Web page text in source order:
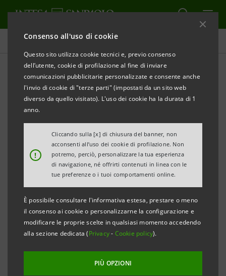
Consenso all'uso di cookie
Questo sito utilizza cookie tecnici e, previo consenso
dell’utente, cookie di profilazione al fine di inviare
comunicazioni pubblicitarie personalizzate e consente anche
l'invio di cookie di "terze parti" (impostati da un sito web
diverso da quello visitato). L'uso dei cookie ha la durata di 1
anno.
!
Cliccando sulla [x] di chiusura del banner, non
acconsenti all’uso dei cookie di profilazione. Non
potremo, perciò, personalizzare la tua esperienza
di navigazione, né offrirti contenuti in linea con le
tue preferenze o i tuoi comportamenti online.
È possibile consultare l'informativa estesa, prestare o meno
il consenso ai cookie o personalizzarne la configurazione e
modificare le proprie scelte in qualsiasi momento accedendo
alla sezione dedicata (Privacy- Cookie policy).
PIÙ OPZIONI
Comunicati stampa
STAMPA AGGIORNA
COMUNICATO STAMPA
Roma, 19 marzo 2015
E’ stato rinnovato a Roma l’accordo tra Polizia di
Stato e Intesa Sanpaolo per la prevenzione e il
contrasto degli attacchi informatici diretti ai sistemi
informativi critici e ai servizi di home banking e
monetica del Gruppo Intesa Sanpaolo.
La convenzione, firmata dal Capo della Polizia